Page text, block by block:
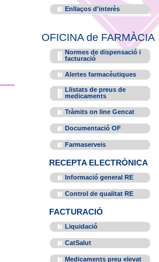
Enllaços d'interès
OFICINA de FARMÀCIA
Normes de dispensació i
facturació
Alertes farmacèutiques
Llistats de preus de
medicaments
Tràmits on line Gencat
Documentació OF
Farmaserveis
RECEPTA ELECTRÒNICA
Informació general RE
Control de qualitat RE
FACTURACIÓ
Liquidació
CatSalut
Medicaments preu elevat